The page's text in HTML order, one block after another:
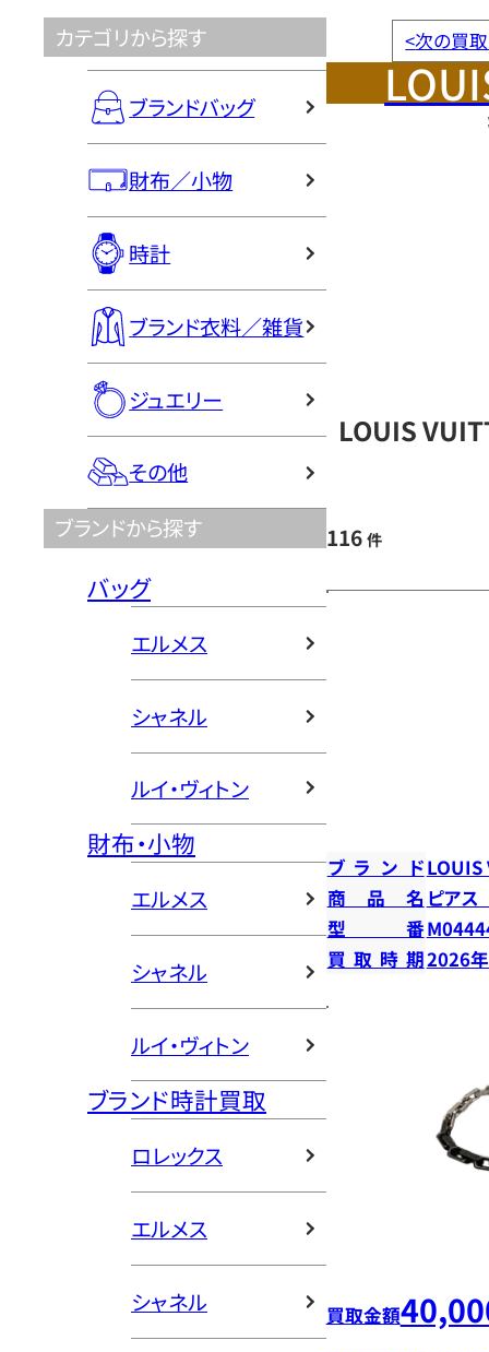
カテゴリから探す
ブランドバッグ
財布／小物
時計
ブランド衣料／雑貨
ジュエリー
その他
ブランドから探す
バッグ
エルメス
シャネル
ルイ・ヴィトン
財布・小物
エルメス
シャネル
ルイ・ヴィトン
ブランド時計買取
ロレックス
エルメス
シャネル
<次の買
LOUIS
116 件
ブランドLOUIS
商品名 ピアス
型番
買取時期2026
買取金額